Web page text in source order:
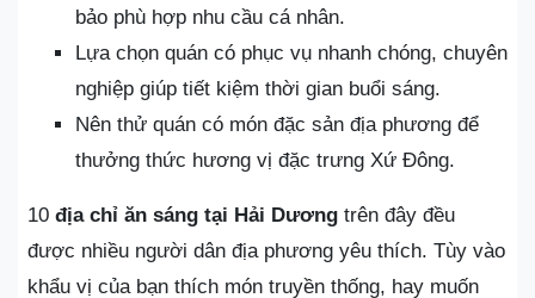
bảo phù hợp nhu cầu cá nhân.
Lựa chọn quán có phục vụ nhanh chóng, chuyên
nghiệp giúp tiết kiệm thời gian buổi sáng.
Nên thử quán có món đặc sản địa phương để
thưởng thức hương vị đặc trưng Xứ Đông.
10 địa chỉ ăn sáng tại Hải Dương trên đây đều
được nhiều người dân địa phương yêu thích. Tùy vào
khẩu vị của bạn thích món truyền thống, hay muốn